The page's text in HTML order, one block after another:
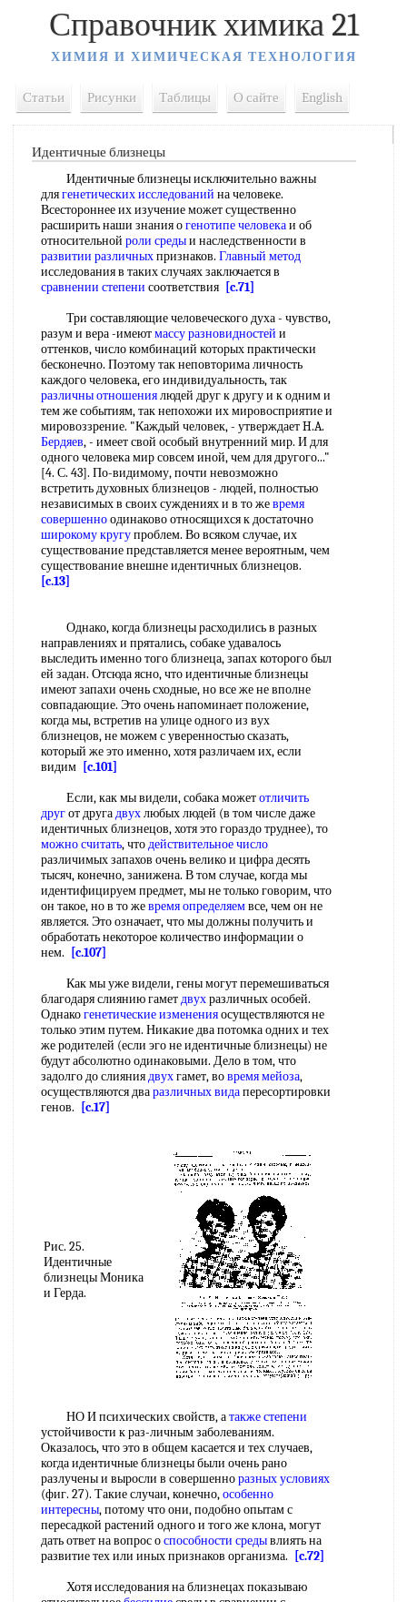
Справочник химика 21
ХИМИЯ И ХИМИЧЕСКАЯ ТЕХНОЛОГИЯ
Статьи Рисунки Таблицы О сайте English
Идентичные близнецы
Идентичные близнецы исключительно важны
длягенетических исследований на человеке.
Всестороннее их изучение может существенно
расширить наши знания огенотипе человекаи об
относительной роли средыи наследственности в
развитии различныхпризнаков. Главный метод
исследования в таких случаях заключается в
сравнении степени соответствия [c.71]
Три составляющие человеческого духа - чувство,
разум и вера -имеютмассу разновидностей и
оттенков, число комбинаций которых практически
бесконечно. Поэтому так неповторима личность
каждого человека, его индивидуальность, так
различны отношениялюдей друг к другу и к одним и
тем же событиям, так непохожи их мировосприятие и
мировоззрение. "Каждый человек, - утверждает H.A.
Бердяев, - имеет свой особый внутренний мир. И для
одного человека мир совсем иной, чем для другого..."
[4. С. 43]. По-видимому, почти невозможно
встретить духовных близнецов - людей, полностью
независимых в своих суждениях и в то жевремя
совершенноодинаково относящихся к достаточно
широкому кругупроблем. Во всяком случае, их
существование представляется менее вероятным, чем
существование внешне идентичных близнецов.
[c.13]
Однако, когда близнецы расходились в разных
направлениях и прятались, собаке удавалось
выследить именно того близнеца, запах которого был
ей задан. Отсюда ясно, что идентичные близнецы
имеют запахи очень сходные, но все же не вполне
совпадающие. Это очень напоминает положение,
когда мы, встретив на улице одного из вух
близнецов, не можем с уверенностью сказать,
который же это именно, хотя различаем их, если
видим [c.101]
Если, как мы видели, собака можетотличить
другот другадвухлюбых людей (в том числе даже
идентичных близнецов, хотя это гораздо труднее), то
можно считать, чтодействительное число
различимых запахов очень велико и цифра десять
тысяч, конечно, занижена. В том случае, когда мы
идентифицируем предмет, мы не только говорим, что
он такое, но в то жевремя определяемвсе, чем он не
является. Это означает, что мы должны получить и
обработать некоторое количество информации о
нем.
[c.107]
Как мы уже видели, гены могут перемешиваться
благодаря слиянию гаметдвухразличных особей.
Однакогенетические измененияосуществляются не
только этим путем. Никакие два потомка одних и тех
же родителей (если эго не идентичные близнецы) не
будут абсолютно одинаковыми. Дело в том, что
задолго до слияниядвухгамет, вовремя мейоза,
осуществляются дваразличных видапересортировки
генов.
[c.17]
Рис. 25.
Идентичные
близнецы Моника
и Герда.
НО И психических свойств, атакже степени
устойчивости к раз-личным заболеваниям.
Оказалось, что это в общем касается и тех случаев,
когда идентичные близнецы были очень рано
разлучены и выросли в совершенноразных условиях
(фиг. 27). Такие случаи, конечно,особенно
интересны, потому что они, подобно опытам с
пересадкой растений одного и того же клона, могут
дать ответ на вопрос оспособности средывлиять на
развитие тех или иных признаков организма.
[c.72]
Хотя исследования на близнецах показываю